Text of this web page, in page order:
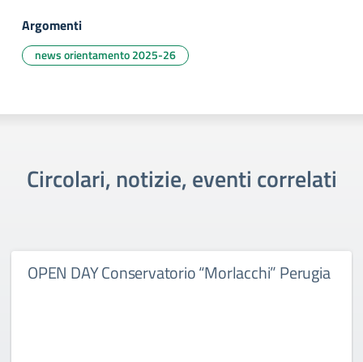
Argomenti
news orientamento 2025-26
Circolari, notizie, eventi correlati
OPEN DAY Conservatorio “Morlacchi” Perugia